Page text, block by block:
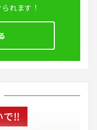
れます！